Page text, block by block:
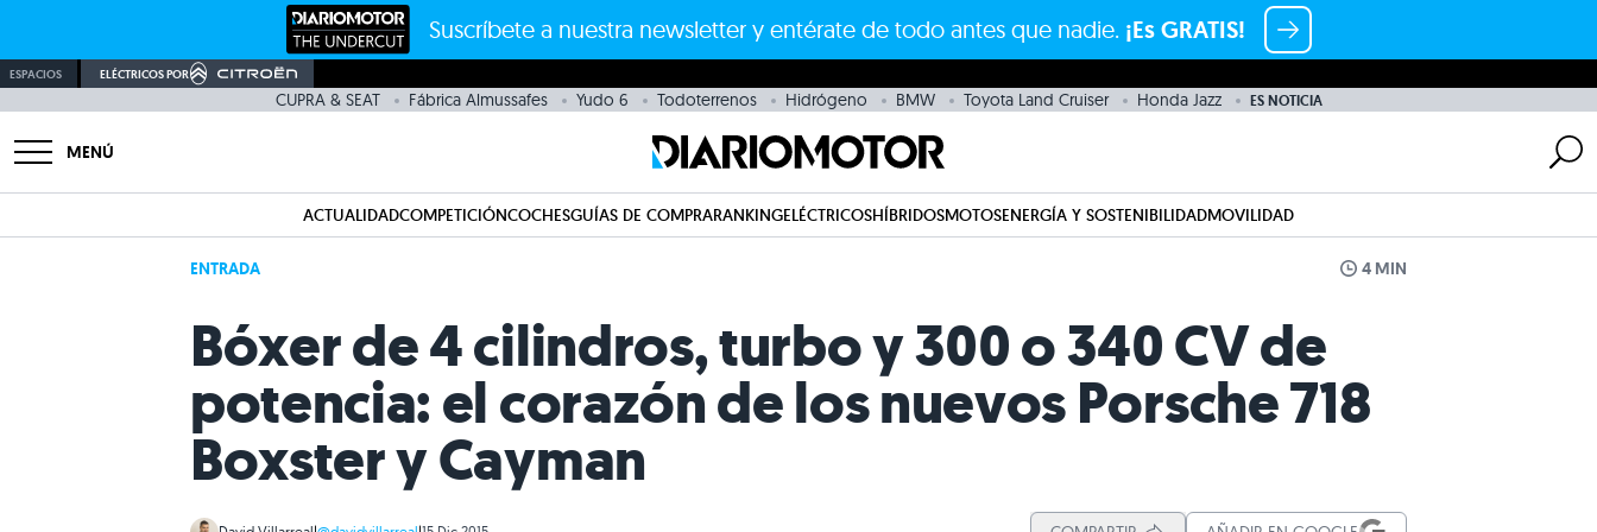
Suscríbete a nuestra newsletter y entérate de todo antes que nadie. ¡Es GRATIS!
ESPACIOS ELÉCTRICOS POR
CUPRA & SEAT Fábrica Almussafes Yudo 6 Todoterrenos Hidrógeno BMW Toyota Land Cruiser Honda Jazz ES NOTICIA
MENÚ
ACTUALIDADCOMPETICIÓNCOCHESGUÍAS DE COMPRARANKINGELÉCTRICOSHÍBRIDOSMOTOSENERGÍA Y SOSTENIBILIDADMOVILIDAD
ENTRADA 4 MIN
Bóxer de 4 cilindros, turbo y 300 o 340 CV de
potencia: el corazón de los nuevos Porsche 718
Boxster y Cayman